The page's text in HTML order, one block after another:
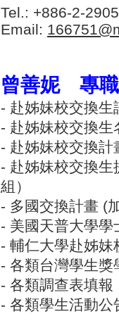
Tel.: +886-2-
Email:
曾善妮 專
- 赴姊妹校交換
- 赴姊妹校交換
- 赴姊妹校交換
- 赴姊妹校交換
組）
- 多國交換計畫 (
- 美國天普大學
- 輔仁大學赴姊妹
- 各類台灣學生
- 各類調查表填報
- 各類學生活動公